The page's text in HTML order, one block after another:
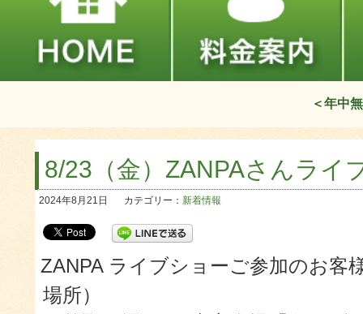
＜年中
8/23（金）ZANPAさんライ
2024年8月21日 カテゴリー： 新着情報
ZANPA ライブショーご参加のお客
場所）